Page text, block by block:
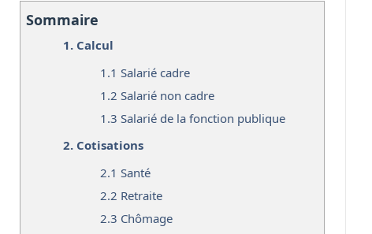
Sommaire
1. Calcul
1.1 Salarié cadre
1.2 Salarié non cadre
1.3 Salarié de la fonction publique
2. Cotisations
2.1 Santé
2.2 Retraite
2.3 Chômage